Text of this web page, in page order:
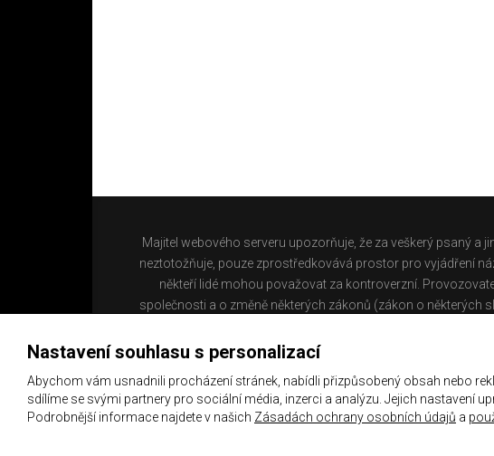
Majitel webového serveru upozorňuje, že za veškerý psaný
neztotožňuje, pouze zprostředkovává prostor pro vyjádření
někteří lidé mohou považovat za kontroverzní.
společnosti a o změně některých zákonů (zákon o
Nastavení souhlasu s personalizací
Abychom vám usnadnili procházení stránek, nabídli přizpůsobený obsah nebo
sdílíme se svými partnery pro sociální média, inzerci a analýzu. Jejich nastavení
Podrobnější informace najdete v našich Zásadách ochrany osobních údajů a